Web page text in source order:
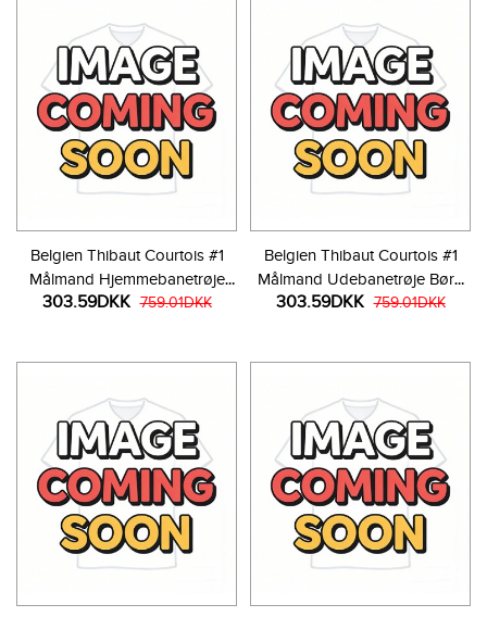
Belgien Thibaut Courtois #1
Målmand Hjemmebanetrøje
Børn VM 2026 Kortærmet (+
303.59DKK 759.01DKK
Belgien Thibaut Courtois #1
Målmand Udebanetrøje Børn
VM 2026 Kortærmet (+ Korte
303.59DKK 759.01DKK